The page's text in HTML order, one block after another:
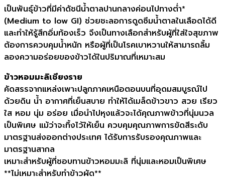
เป็นพันธุ์ข้าวที่มีค่าดัชนีน้ำตาลปานกลางค่อนไปทางต่ำ*
(Medium to low GI) ช่วยชะลอการดูดซึมน้ำตาลในเลือดได้ดี
และทำให้รู้สึกอิ่มท้องเร็ว จึงเป็นทางเลือกสำหรับผู้ที่ใส่ใจสุขภาพ
ต้องการควบคุมน้ำหนัก หรือผู้ที่เป็นโรคเบาหวานให้สามารถลิ้ม
ลองความอร่อยของข้าวได้ในปริมาณที่เหมาะสม
ข้าวหอมมะลิเชียงราย
คัดสรรจากแหล่งเพาะปลูกภาคเหนือตอนบนที่อุดมสมบูรณ์ไป
ด้วยดิน น้ำ อากาศที่เย็นสบาย ทำให้ได้เมล็ดข้าวขาว สวย เรียว
ใส หอม นุ่ม อร่อย เมื่อนำไปหุงแล้วจะได้คุณภาพข้าวที่นุ่มนวล
เป็นพิเศษ แม้ว่าจะทิ้งไว้ให้เย็น ควบคุมคุณภาพการขัดสีระดับ
มาตรฐานส่งออกต่างประเทศ ได้รับการรับรองคุณภาพและ
มาตรฐานสากล
เหมาะสำหรับผู้ที่ชอบทานข้าวหอมมะลิ ที่นุ่มและหอมเป็นพิเศษ
**ไม่เหมาะสำหรับทำข้าวผัด**